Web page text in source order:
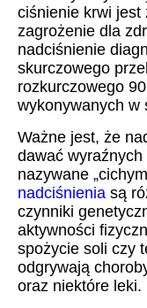
ciśnienie krwi jest
zagrożenie dla
nadciśnienie
skurczowego
rozkurczowego
wykonywanych w
Ważne jest, że
dawać
nazywane
nadciśnienia są
czynniki
aktywności
spożycie soli czy
odgrywają
oraz niektóre leki.